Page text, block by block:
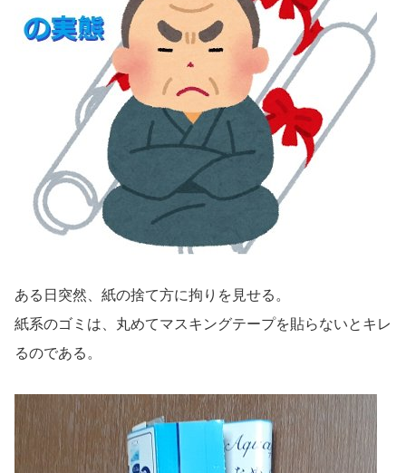
ある日突然、紙の捨て方に拘りを見せる。
紙系のゴミは、丸めてマスキングテープを貼らないとキレ
るのである。